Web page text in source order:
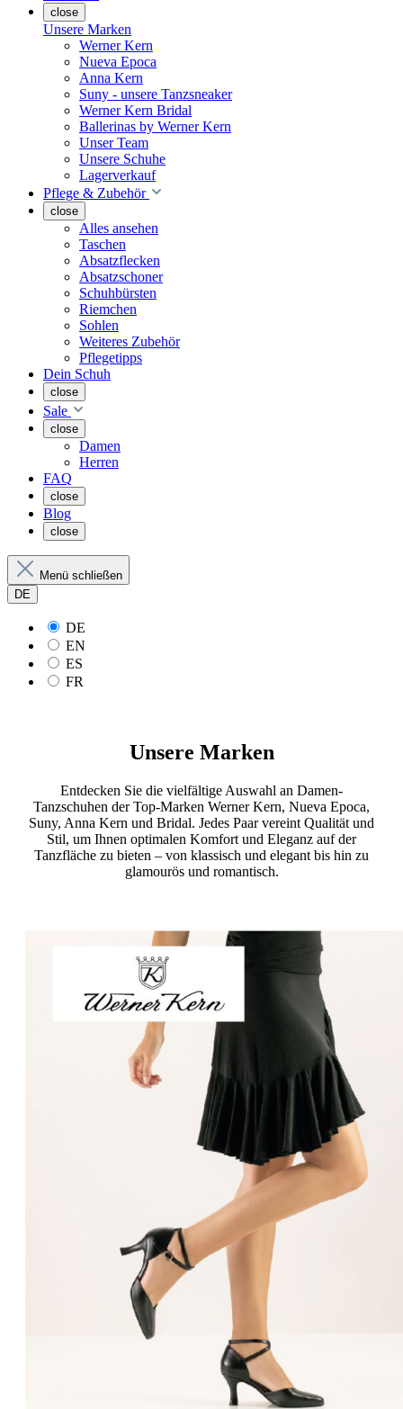
close
Unsere Marken
Werner Kern
Nueva Epoca
Anna Kern
Suny - unsere Tanzsneaker
Werner Kern Bridal
Ballerinas by Werner Kern
Unser Team
Unsere Schuhe
Lagerverkauf
Pflege & Zubehör
close
Alles ansehen
Taschen
Absatzflecken
Absatzschoner
Schuhbürsten
Riemchen
Sohlen
Weiteres Zubehör
Pflegetipps
Dein Schuh
close
Sale
close
Damen
Herren
FAQ
close
Blog
close
Menü schließen
DE
DE
EN
ES
FR
Unsere Marken
Entdecken Sie die vielfältige Auswahl an Damen-
Tanzschuhen der Top-Marken Werner Kern, Nueva Epoca,
Suny, Anna Kern und Bridal. Jedes Paar vereint Qualität und
Stil, um Ihnen optimalen Komfort und Eleganz auf der
Tanzfläche zu bieten – von klassisch und elegant bis hin zu
glamourös und romantisch.